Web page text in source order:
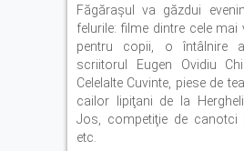
Făgăraşul va găzdui
felurile: filme dintre cele mai
pentru copii, o întâlnire
scriitorul Eugen Ovidiu
Celelalte Cuvinte, piese de
cailor lipiţani de la
Jos, competiţie de canotci
etc.